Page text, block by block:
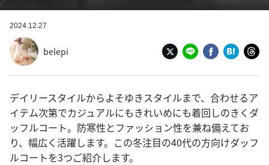
2024.12.27
belepi
デイリースタイルからよそゆきスタイルまで、合わせるア
イテム次第でカジュアルにもきれいめにも着回しのきくダ
ッフルコート。防寒性とファッション性を兼ね備えてお
り、幅広く活躍します。この冬注目の40代の方向けダッフ
ルコートを3つご紹介します。